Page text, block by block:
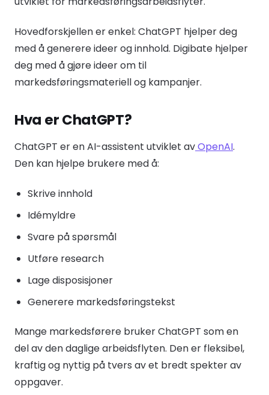
Hovedforskjellen er enkel: ChatGPT hjelper deg
med å generere ideer og innhold. Digibate hjelper
deg med å gjøre ideer om til
markedsføringsmateriell og kampanjer.
Hva er ChatGPT?
ChatGPT er en AI-assistent utviklet avOpenAI.
Den kan hjelpe brukere med å:
Skrive innhold
Idémyldre
Svare på spørsmål
Utføre research
Lage disposisjoner
Generere markedsføringstekst
Mange markedsførere bruker ChatGPT som en
del av den daglige arbeidsflyten. Den er fleksibel,
kraftig og nyttig på tvers av et bredt spekter av
oppgaver.